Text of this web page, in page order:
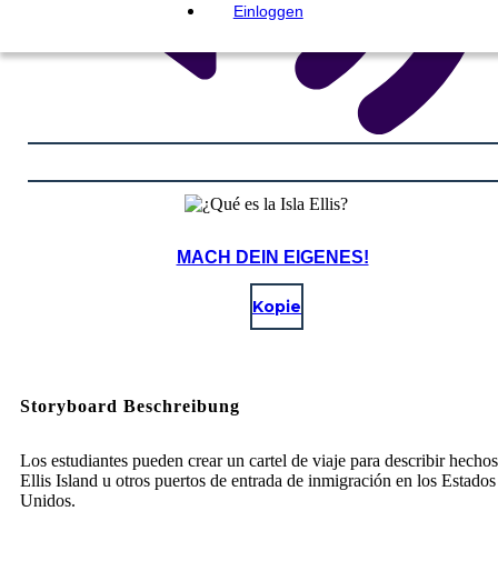
Einloggen
MACH DEIN EIGENES!
Kopie
Storyboard Beschreibung
Los estudiantes pueden crear un cartel de viaje para describir
Ellis Island u otros puertos de entrada de inmigración en los Estados
Unidos.